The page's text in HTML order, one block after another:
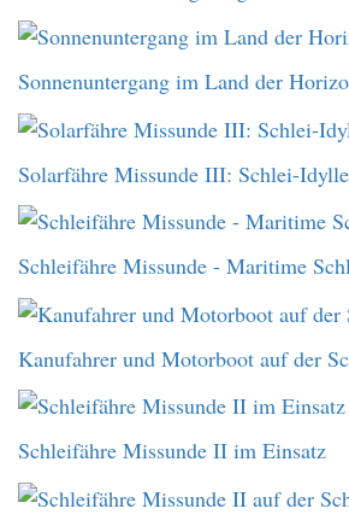
Sonnenuntergang im Land der
Solarfähre Missunde III: Schlei-
Schleifähre Missunde - Maritime
Kanufahrer und Motorboot auf der
Schleifähre Missunde II im Einsatz